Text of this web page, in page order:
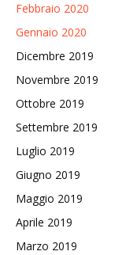
Febbraio 2020
Gennaio 2020
Dicembre 2019
Novembre 2019
Ottobre 2019
Settembre 2019
Luglio 2019
Giugno 2019
Maggio 2019
Aprile 2019
Marzo 2019